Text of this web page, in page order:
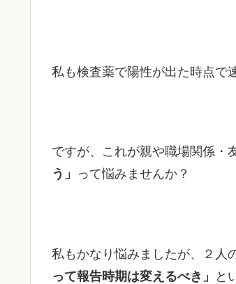
私も検査薬で陽性が出た時点で
ですが、これが親や職場関係・
う」 って悩みませんか？
私もかなり悩みましたが、２人
って報告時期は変えるべき」
と